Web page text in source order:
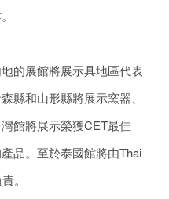
的展館將展示具地區代表
縣和山形縣將展示窯器、
館將展示榮獲CET最佳
品。至於泰國館將由Thai
。